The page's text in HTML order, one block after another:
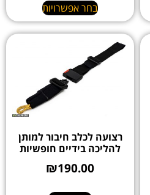
בחר אפשרויות
רצועה לכלב חיבור למותן
להליכה בידיים חופשיות
₪190.00